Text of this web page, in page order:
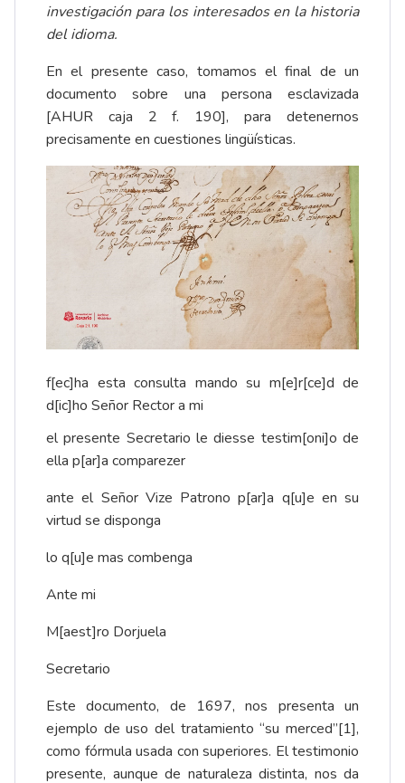
investigación para los interesados en la historia
del idioma.
En el presente caso, tomamos el final de un
documento sobre una persona esclavizada
[AHUR caja 2 f. 190], para detenernos
precisamente en cuestiones lingüísticas.
f[ec]ha esta consulta mando su m[e]r[ce]d de
d[ic]ho Señor Rector a mi
el presente Secretario le diesse testim[oni]o de
ella p[ar]a comparezer
ante el Señor Vize Patrono p[ar]a q[u]e en su
virtud se disponga
lo q[u]e mas combenga
Ante mi
M[aest]ro Dorjuela
Secretario
Este documento, de 1697, nos presenta un
ejemplo de uso del tratamiento “su merced”[1],
como fórmula usada con superiores. El testimonio
presente, aunque de naturaleza distinta, nos da